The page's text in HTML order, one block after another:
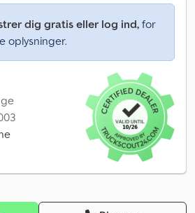
dig gratis eller log ind,for
oplysninger.